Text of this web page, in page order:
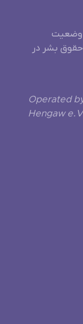
وضعیت
بشر در
Operated
Hengaw